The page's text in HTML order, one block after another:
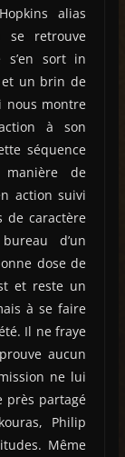
alias
se retrouve
sort in
et un brin de
nous montre
à son
séquence
de
action suivi
de caractère
d’un
dose de
et reste un
à se faire
Il ne fraye
aucun
ne lui
près partagé
Philip
Même